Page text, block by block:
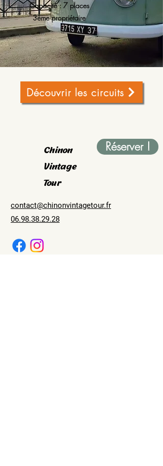
Capacité : 7 places
3ème propriétaire
Découvrir les circuits
Réserver !
Chinon
Vintage
Tour
contact@chinonvintagetour.fr
06.98.38.29.28